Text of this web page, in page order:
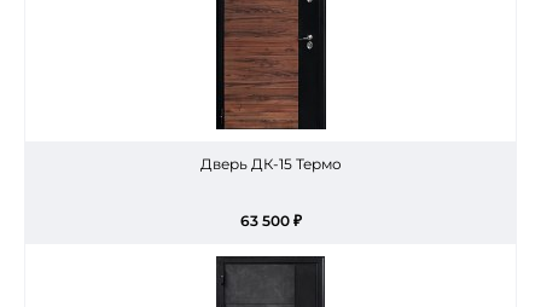
Дверь ДК-15 Термо
63 500 ₽